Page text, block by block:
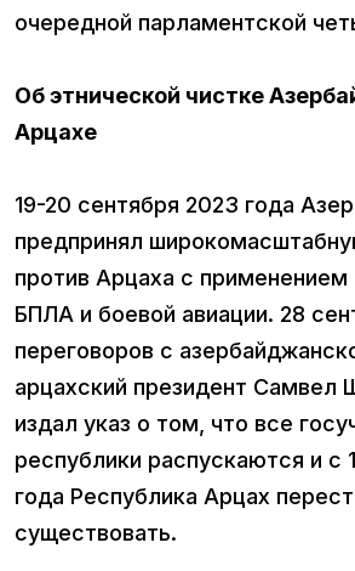
очередной парламентской
Об этнической чистке
Арцахе
19-20 сентября 2023 года
предпринял
против Арцаха с применением
БПЛА и боевой авиации. 28
переговоров с
арцахский президент Самвел
издал указ о том, что все
республики распускаются и с
года Республика Арцах
существовать.